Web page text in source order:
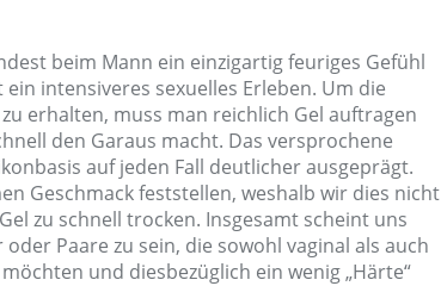
beim Mann ein einzigartig feuriges Gefühl
intensiveres sexuelles Erleben. Um die
erhalten, muss man reichlich Gel auftragen
den Garaus macht. Das versprochene
auf jeden Fall deutlicher ausgeprägt.
Geschmack feststellen, weshalb wir dies nicht
zu schnell trocken. Insgesamt scheint uns
Paare zu sein, die sowohl vaginal als auch
und diesbezüglich ein wenig „Härte“